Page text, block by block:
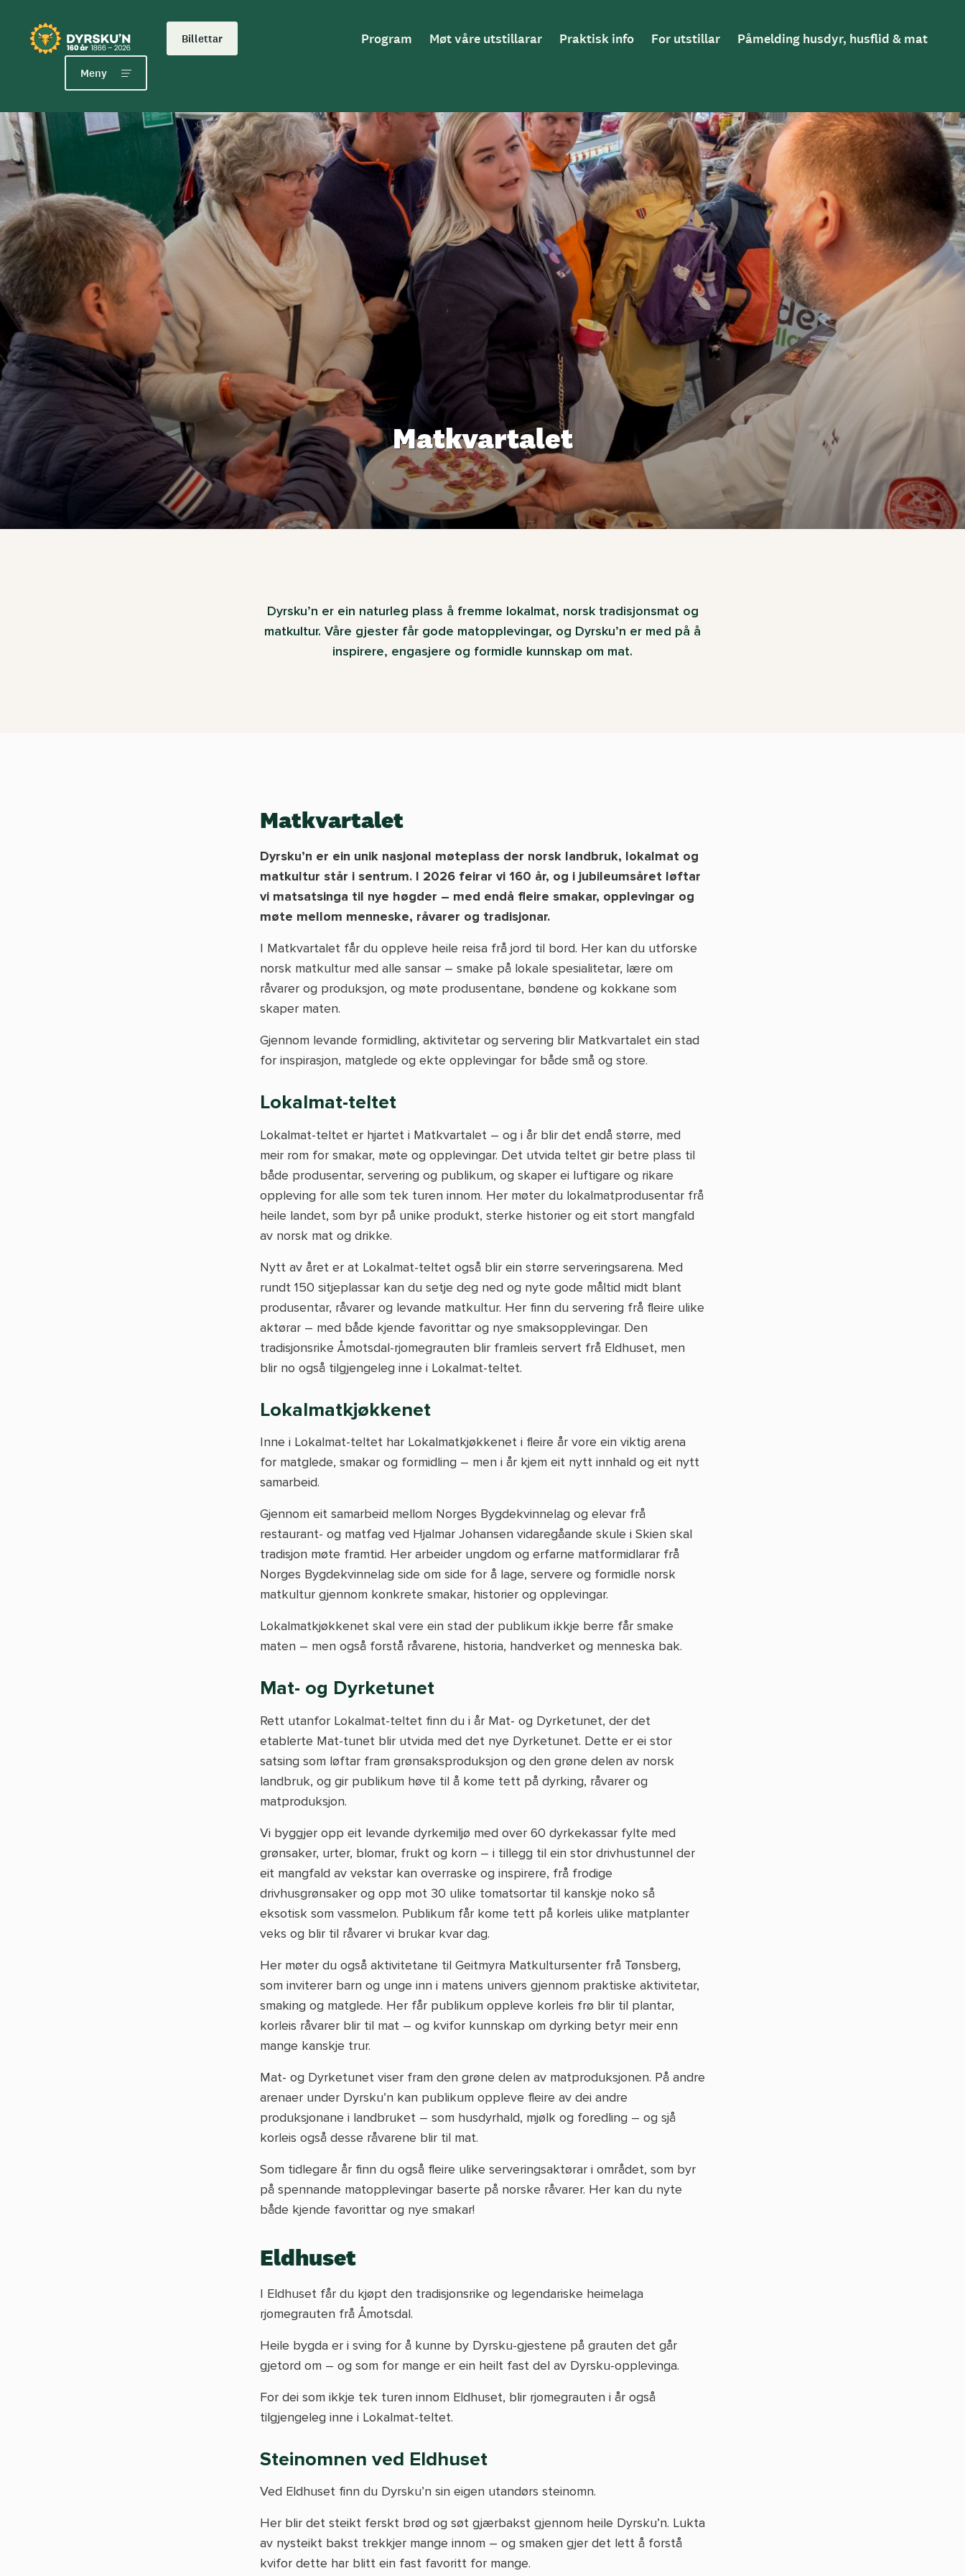
Billettar Hovednavigasjon
Program Møt våre utstillarar Praktisk info For utstillar Påmelding husdyr, husflid & mat
Meny
Matkvartalet
Dyrsku’n er ein naturleg plass å fremme lokalmat, norsk tradisjonsmat og
matkultur. Våre gjester får gode matopplevingar, og Dyrsku’n er med på å
inspirere, engasjere og formidle kunnskap om mat.
Matkvartalet
Dyrsku’n er ein unik nasjonal møteplass der norsk landbruk, lokalmat og
matkultur står i sentrum. I 2026 feirar vi 160 år, og i jubileumsåret løftar
vi matsatsinga til nye høgder – med endå fleire smakar, opplevingar og
møte mellom menneske, råvarer og tradisjonar.
I Matkvartalet får du oppleve heile reisa frå jord til bord. Her kan du utforske
norsk matkultur med alle sansar – smake på lokale spesialitetar, lære om
råvarer og produksjon, og møte produsentane, bøndene og kokkane som
skaper maten.
Gjennom levande formidling, aktivitetar og servering blir Matkvartalet ein stad
for inspirasjon, matglede og ekte opplevingar for både små og store.
Lokalmat-teltet
Lokalmat-teltet er hjartet i Matkvartalet – og i år blir det endå større, med
meir rom for smakar, møte og opplevingar. Det utvida teltet gir betre plass til
både produsentar, servering og publikum, og skaper ei luftigare og rikare
oppleving for alle som tek turen innom. Her møter du lokalmatprodusentar frå
heile landet, som byr på unike produkt, sterke historier og eit stort mangfald
av norsk mat og drikke.
Nytt av året er at Lokalmat-teltet også blir ein større serveringsarena. Med
rundt 150 sitjeplassar kan du setje deg ned og nyte gode måltid midt blant
produsentar, råvarer og levande matkultur. Her finn du servering frå fleire ulike
aktørar – med både kjende favorittar og nye smaksopplevingar. Den
tradisjonsrike Åmotsdal-rjomegrauten blir framleis servert frå Eldhuset, men
blir no også tilgjengeleg inne i Lokalmat-teltet.
Lokalmatkjøkkenet
Inne i Lokalmat-teltet har Lokalmatkjøkkenet i fleire år vore ein viktig arena
for matglede, smakar og formidling – men i år kjem eit nytt innhald og eit nytt
samarbeid.
Gjennom eit samarbeid mellom Norges Bygdekvinnelag og elevar frå
restaurant- og matfag ved Hjalmar Johansen vidaregåande skule i Skien skal
tradisjon møte framtid. Her arbeider ungdom og erfarne matformidlarar frå
Norges Bygdekvinnelag side om side for å lage, servere og formidle norsk
matkultur gjennom konkrete smakar, historier og opplevingar.
Lokalmatkjøkkenet skal vere ein stad der publikum ikkje berre får smake
maten – men også forstå råvarene, historia, handverket og menneska bak.
Mat- og Dyrketunet
Rett utanfor Lokalmat-teltet finn du i år Mat- og Dyrketunet, der det
etablerte Mat-tunet blir utvida med det nye Dyrketunet. Dette er ei stor
satsing som løftar fram grønsaksproduksjon og den grøne delen av norsk
landbruk, og gir publikum høve til å kome tett på dyrking, råvarer og
matproduksjon.
Vi byggjer opp eit levande dyrkemiljø med over 60 dyrkekassar fylte med
grønsaker, urter, blomar, frukt og korn – i tillegg til ein stor drivhustunnel der
eit mangfald av vekstar kan overraske og inspirere, frå frodige
drivhusgrønsaker og opp mot 30 ulike tomatsortar til kanskje noko så
eksotisk som vassmelon. Publikum får kome tett på korleis ulike matplanter
veks og blir til råvarer vi brukar kvar dag.
Her møter du også aktivitetane til Geitmyra Matkultursenter frå Tønsberg,
som inviterer barn og unge inn i matens univers gjennom praktiske aktivitetar,
smaking og matglede. Her får publikum oppleve korleis frø blir til plantar,
korleis råvarer blir til mat – og kvifor kunnskap om dyrking betyr meir enn
mange kanskje trur.
Mat- og Dyrketunet viser fram den grøne delen av matproduksjonen. På andre
arenaer under Dyrsku’n kan publikum oppleve fleire av dei andre
produksjonane i landbruket – som husdyrhald, mjølk og foredling – og sjå
korleis også desse råvarene blir til mat.
Som tidlegare år finn du også fleire ulike serveringsaktørar i området, som byr
på spennande matopplevingar baserte på norske råvarer. Her kan du nyte
både kjende favorittar og nye smakar!
Eldhuset
I Eldhuset får du kjøpt den tradisjonsrike og legendariske heimelaga
rjomegrauten frå Åmotsdal.
Heile bygda er i sving for å kunne by Dyrsku-gjestene på grauten det går
gjetord om – og som for mange er ein heilt fast del av Dyrsku-opplevinga.
For dei som ikkje tek turen innom Eldhuset, blir rjomegrauten i år også
tilgjengeleg inne i Lokalmat-teltet.
Steinomnen ved Eldhuset
Ved Eldhuset finn du Dyrsku’n sin eigen utandørs steinomn.
Her blir det steikt ferskt brød og søt gjærbakst gjennom heile Dyrsku’n. Lukta
av nysteikt bakst trekkjer mange innom – og smaken gjer det lett å forstå
kvifor dette har blitt ein fast favoritt for mange.